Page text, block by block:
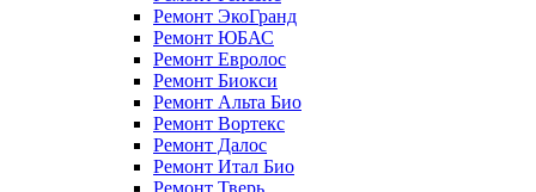
Ремонт ЭкоГранд
Ремонт ЮБАС
Ремонт Евролос
Ремонт Биокси
Ремонт Альта Био
Ремонт Вортекс
Ремонт Далос
Ремонт Итал Био
Ремонт Тверь